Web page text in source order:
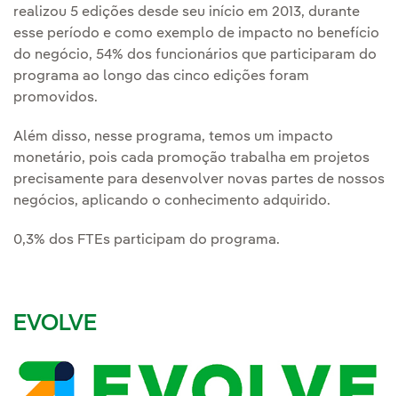
realizou 5 edições desde seu início em 2013, durante
esse período e como exemplo de impacto no benefício
do negócio, 54% dos funcionários que participaram do
programa ao longo das cinco edições foram
promovidos.
Além disso, nesse programa, temos um impacto
monetário, pois cada promoção trabalha em projetos
precisamente para desenvolver novas partes de nossos
negócios, aplicando o conhecimento adquirido.
0,3% dos FTEs participam do programa.
EVOLVE